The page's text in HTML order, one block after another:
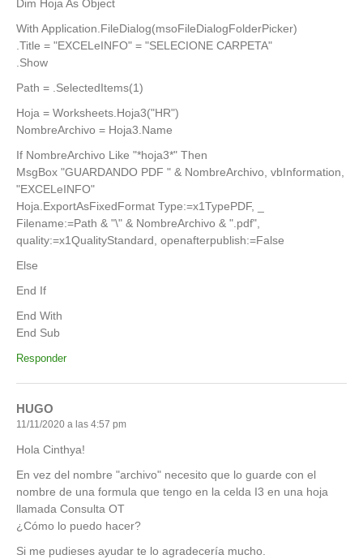
Dim Hoja As Object
With Application.FileDialog(msoFileDialogFolderPicker)
.Title = "EXCELeINFO" = "SELECIONE CARPETA"
.Show
Path = .SelectedItems(1)
Hoja = Worksheets.Hoja3("HR")
NombreArchivo = Hoja3.Name
If NombreArchivo Like "*hoja3*" Then
MsgBox "GUARDANDO PDF " & NombreArchivo, vbInformation,
"EXCELeINFO"
Hoja.ExportAsFixedFormat Type:=x1TypePDF, _
Filename:=Path & "\" & NombreArchivo & ".pdf",
quality:=x1QualityStandard, openafterpublish:=False
Else
End If
End With
End Sub
Responder
HUGO
11/11/2020 a las 4:57 pm
Hola Cinthya!
En vez del nombre "archivo" necesito que lo guarde con el
nombre de una formula que tengo en la celda I3 en una hoja
llamada Consulta OT
¿Cómo lo puedo hacer?
Si me pudieses ayudar te lo agradecería mucho.